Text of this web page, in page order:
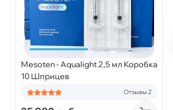
Mesoten - Aqualight 2,5 мл Коробка
10 Шприцев
Отзывы 2